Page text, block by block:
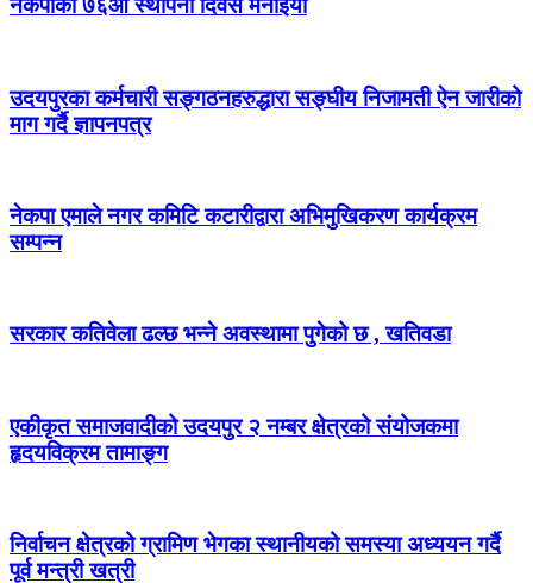
नेकपाको ७६औँ स्थापना दिवस मनाइयो
उदयपुरका कर्मचारी सङ्गठनहरुद्धारा सङ्घीय निजामती ऐन जारीको
माग गर्दै ज्ञापनपत्र
नेकपा एमाले नगर कमिटि कटारीद्वारा अभिमुखिकरण कार्यक्रम
सम्पन्न
सरकार कतिवेला ढल्छ भन्ने अवस्थामा पुगेको छ , खतिवडा
एकीकृत समाजवादीको उदयपुर २ नम्बर क्षेत्रको संयोजकमा
हृदयविक्रम तामाङ्ग
निर्वाचन क्षेत्रको ग्रामिण भेगका स्थानीयको समस्या अध्ययन गर्दै
पूर्व मन्त्री खत्री